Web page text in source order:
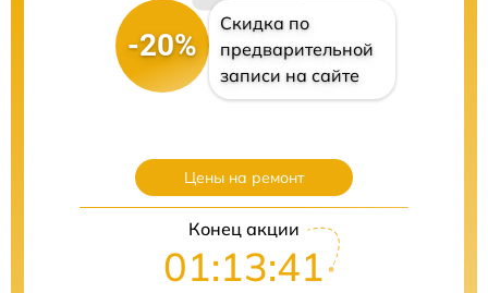
-20%
Скидка по
предварительной
записи на сайте
Цены на ремонт
Конец акции
01:13:40